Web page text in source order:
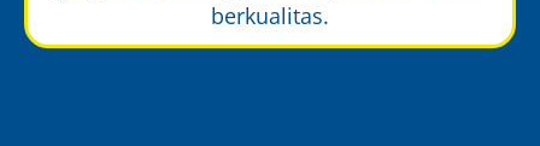
berkualitas.